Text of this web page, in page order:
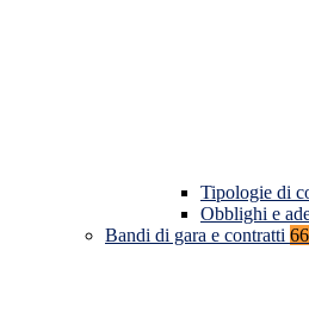
Tipologie di
Obblighi e
Bandi di gara e contratti